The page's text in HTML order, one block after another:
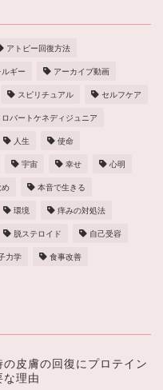
アトピー回復方法
ルギー アーカイブ動画
スピリチュアル セルフケア
ロバートケネディジュニア
人生 使命
宇宙 幸せ 心明
め 本音で生きる
環境 痒みの対処法
脱ステロイド 自己受容
力学 食事改善
の皮膚の回復にプロテイン
な理由